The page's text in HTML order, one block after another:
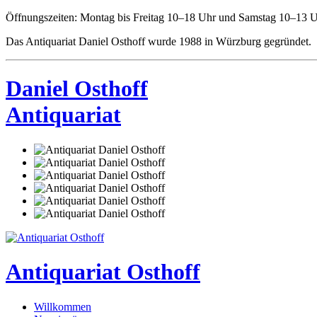
Öffnungszeiten: Montag bis Freitag 10–18 Uhr und Samstag 10–13
Das Antiquariat Daniel Osthoff wurde 1988 in Würzburg gegründet.
Daniel Osthoff
Antiquariat
Antiquariat Osthoff
Willkommen